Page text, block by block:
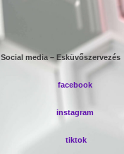
Social media – Esküvőszervezés
facebook
instagram
tiktok